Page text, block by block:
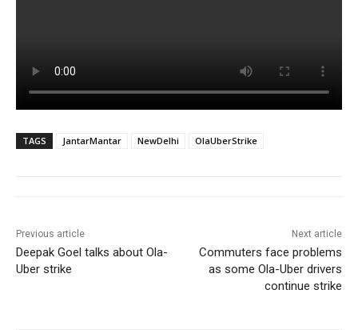
TAGS JantarMantar NewDelhi OlaUberStrike
Previous article
Deepak Goel talks about Ola-
Uber strike
Next article
Commuters face problems
as some Ola-Uber drivers
continue strike